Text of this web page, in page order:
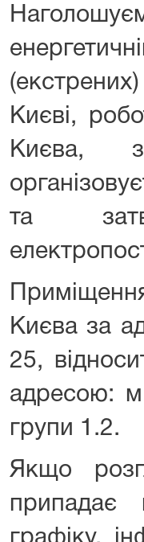
Києві,
Києва,
та
Києва за
25,
адресою:
групи 1.2.
Якщо
припадає